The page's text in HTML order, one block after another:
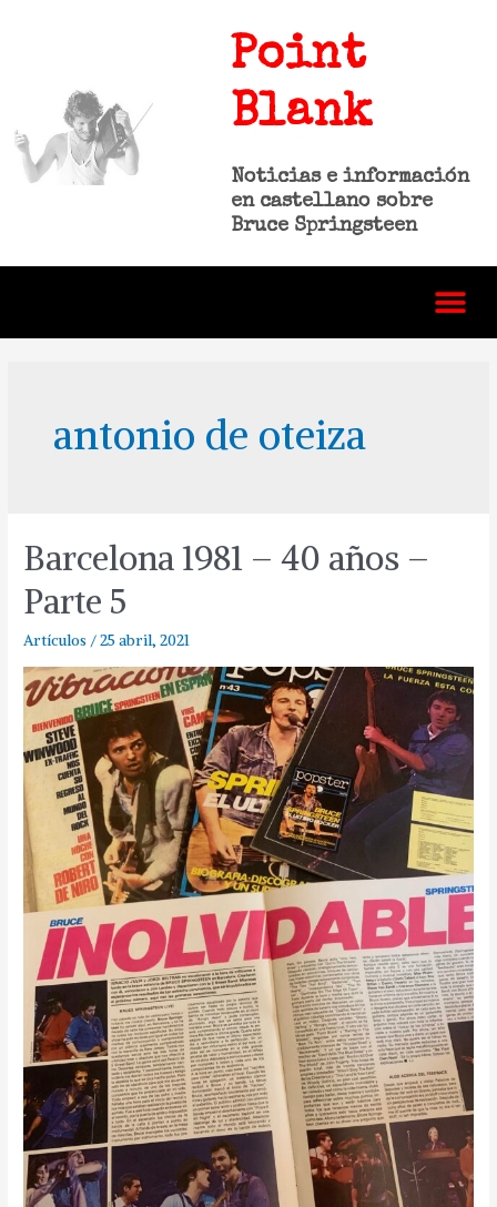
Point
Blank
Noticias e información
en castellano sobre
Bruce Springsteen
antonio de oteiza
Barcelona 1981 – 40 años –
Parte 5
Artículos /25 abril, 2021